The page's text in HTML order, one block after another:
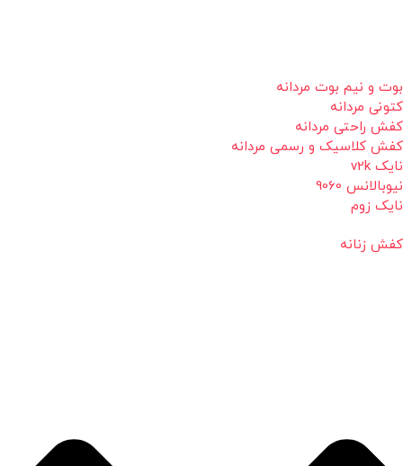
بوت و نیم بوت مردانه
کتونی مردانه
کفش راحتی مردانه
کفش کلاسیک و رسمی مردانه
نایک v2k
نیوبالانس 9060
نایک زوم
کفش زنانه